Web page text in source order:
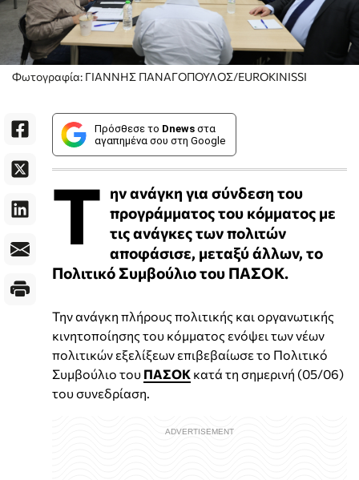
Φωτογραφία: ΓΙΑΝΝΗΣ ΠΑΝΑΓΟΠΟΥΛΟΣ/EUROKINISSI
Πρόσθεσε το Dnews στα
αγαπημένα σου στη Google
Τ ην ανάγκη για σύνδεση του
προγράμματος του κόμματος με
τις ανάγκες των πολιτών
αποφάσισε, μεταξύ άλλων, το
Πολιτικό Συμβούλιο του ΠΑΣΟΚ.
Την ανάγκη πλήρους πολιτικής και οργανωτικής
κινητοποίησης του κόμματος ενόψει των νέων
πολιτικών εξελίξεων επιβεβαίωσε το Πολιτικό
Συμβούλιο του ΠΑΣΟΚ κατά τη σημερινή (05/06)
του συνεδρίαση.